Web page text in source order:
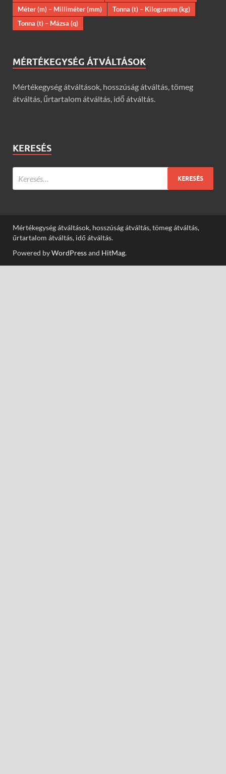
Méter (m) – Milliméter (mm)
Tonna (t) – Kilogramm (kg)
Tonna (t) – Mázsa (q)
MÉRTÉKEGYSÉG ÁTVÁLTÁSOK
Mértékegység átváltások, hosszúság átváltás, tömeg
átváltás, űrtartalom átváltás, idő átváltás.
KERESÉS
Mértékegység átváltások, hosszúság átváltás, tömeg átváltás,
űrtartalom átváltás, idő átváltás.
Powered byWordPressand HitMag.